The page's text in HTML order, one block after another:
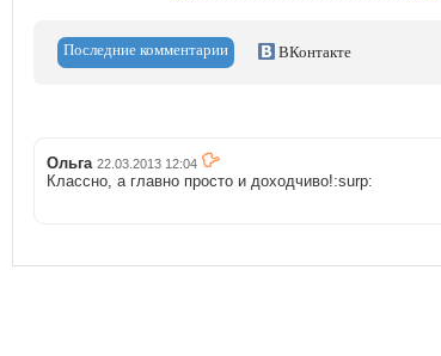
Последние комментарии ВКонтакте
Ольга 22.03.2013 12:04
Классно, а главно просто и доходчиво!:surp: